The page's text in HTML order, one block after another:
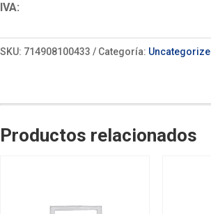
IVA:
SKU: 714908100433 Categoría:
Productos relacionados